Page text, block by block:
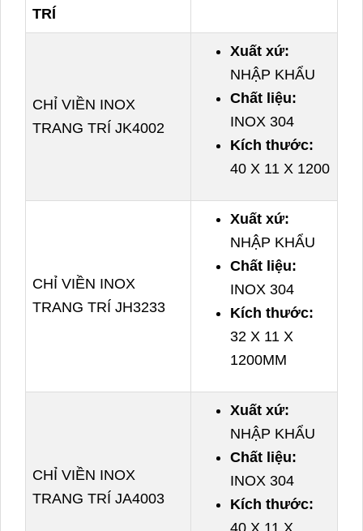
TRÍ
CHỈ VIỀN INOX
TRANG TRÍ JK4002
Xuất xứ:
NHẬP KHẨU
Chất liệu:
INOX 304
Kích thước:
40 X 11 X 1200
CHỈ VIỀN INOX
TRANG TRÍ JH3233
Xuất xứ:
NHẬP KHẨU
Chất liệu:
INOX 304
Kích thước:
32 X 11 X
1200MM
CHỈ VIỀN INOX
TRANG TRÍ JA4003
Xuất xứ:
NHẬP KHẨU
Chất liệu:
INOX 304
Kích thước: